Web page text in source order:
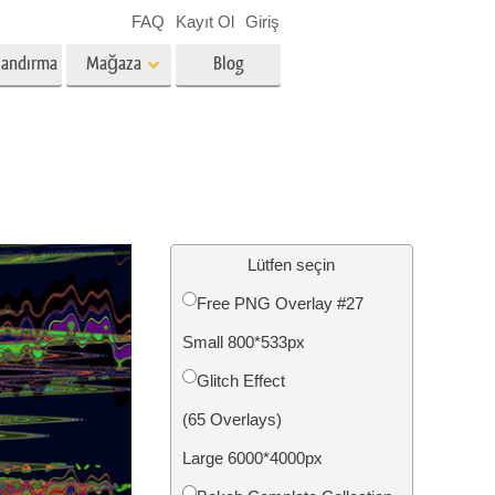
Hizmetleri
Fotoğraf Restorasyon Hizmetleri
Mağaza Blog
FAQ Kayıt Ol Giriş
Lütfen seçin
Free PNG Overlay #27
Small 800*533px
Glitch Effect
(65 Overlays)
Large 6000*4000px